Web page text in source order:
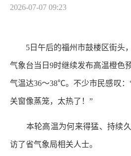
2026-07-07 09:23
5日午后的福州市鼓楼区街头
气象台当日9时继续发布高温橙色
气温达36～38℃。不少市民感叹
关窗像蒸笼，太热了！”
本轮高温为何来得猛、持续久
访了省气象局相关人士。